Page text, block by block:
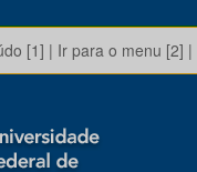
[1] | Ir para o menu [2] |